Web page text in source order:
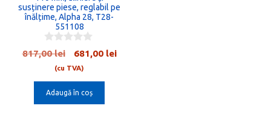
susținere piese, reglabil pe
înălțime, Alpha 28, T28-
551108
0
o
f
5
817,00lei
Prețul
inițial
a
fost:
681,00 leiPrețul
(cu TVA)
Adaugă în coș